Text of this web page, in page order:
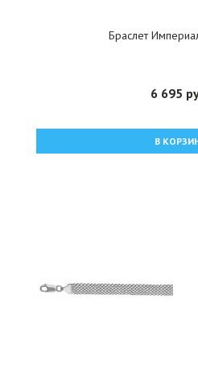
Браслет
6 695
В